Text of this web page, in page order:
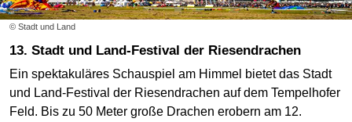
© Stadt und Land
13. Stadt und Land-Festival der Riesendrachen
Ein spektakuläres Schauspiel am Himmel bietet das Stadt
und Land-Festival der Riesendrachen auf dem Tempelhofer
Feld. Bis zu 50 Meter große Drachen erobern am 12.